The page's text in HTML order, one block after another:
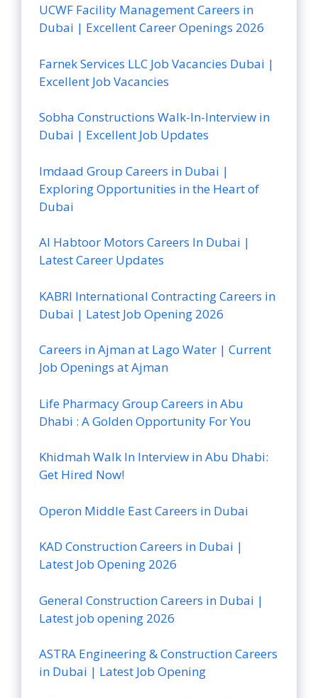
UCWF Facility Management Careers in
Dubai | Excellent Career Openings 2026
Farnek Services LLC Job Vacancies Dubai |
Excellent Job Vacancies
Sobha Constructions Walk-In-Interview in
Dubai | Excellent Job Updates
Imdaad Group Careers in Dubai |
Exploring Opportunities in the Heart of
Dubai
Al Habtoor Motors Careers In Dubai |
Latest Career Updates
KABRI International Contracting Careers in
Dubai | Latest Job Opening 2026
Careers in Ajman at Lago Water | Current
Job Openings at Ajman
Life Pharmacy Group Careers in Abu
Dhabi : A Golden Opportunity For You
Khidmah Walk In Interview in Abu Dhabi:
Get Hired Now!
Operon Middle East Careers in Dubai
KAD Construction Careers in Dubai |
Latest Job Opening 2026
General Construction Careers in Dubai |
Latest job opening 2026
ASTRA Engineering & Construction Careers
in Dubai | Latest Job Opening